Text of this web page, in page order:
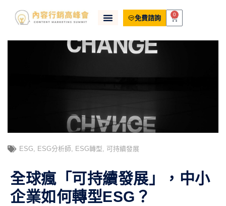
免費諮詢 0
ESG, ESG分析師, ESG轉型, 可持續發展
全球瘋「可持續發展」，中小
企業如何轉型ESG？